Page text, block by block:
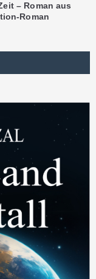
– Roman aus
Roman